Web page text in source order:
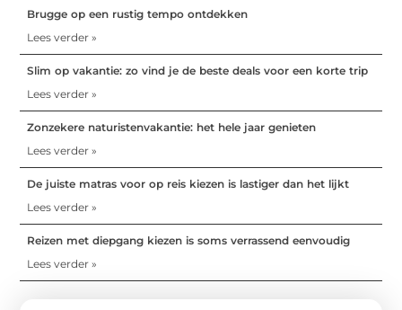
Brugge op een rustig tempo ontdekken
Lees verder »
Slim op vakantie: zo vind je de beste deals voor een korte trip
Lees verder »
Zonzekere naturistenvakantie: het hele jaar genieten
Lees verder »
De juiste matras voor op reis kiezen is lastiger dan het lijkt
Lees verder »
Reizen met diepgang kiezen is soms verrassend eenvoudig
Lees verder »